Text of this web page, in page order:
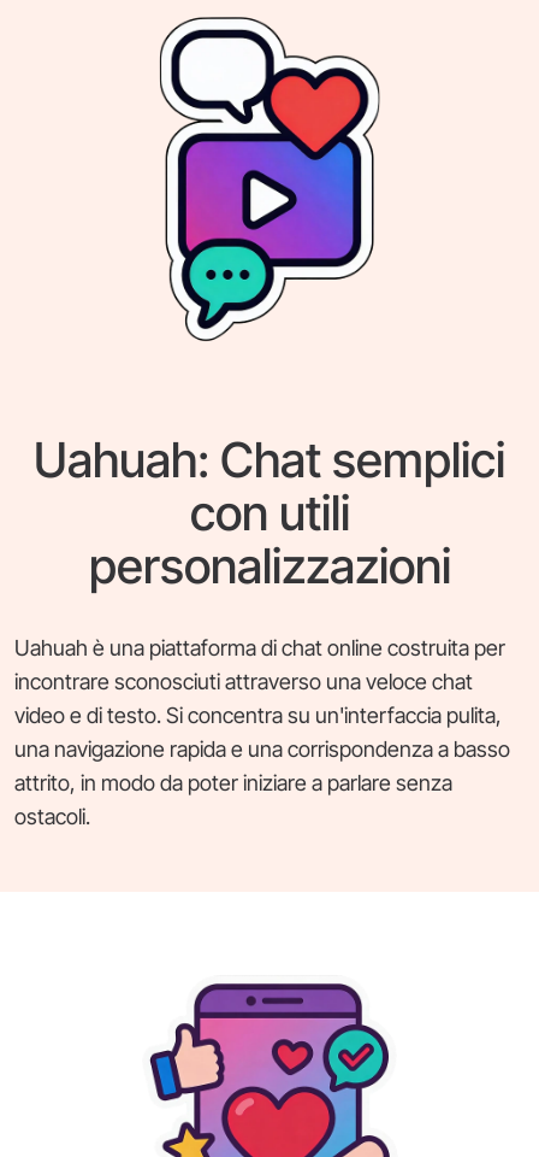
Uahuah: Chat semplici
con utili
personalizzazioni
Uahuah è una piattaforma di chat online costruita per
incontrare sconosciuti attraverso una veloce chat
video e di testo. Si concentra su un'interfaccia pulita,
una navigazione rapida e una corrispondenza a basso
attrito, in modo da poter iniziare a parlare senza
ostacoli.